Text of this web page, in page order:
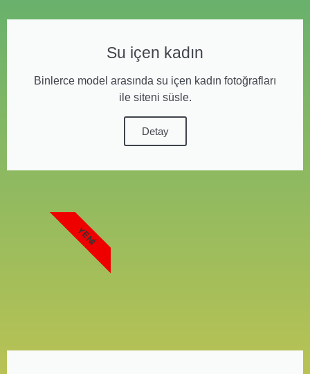
Su içen kadın
Binlerce model arasında su içen kadın fotoğrafları
ile siteni süsle.
Detay
YENI